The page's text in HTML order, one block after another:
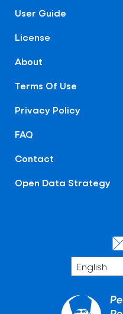
User Guide
License
About
Terms Of Use
Privacy Policy
FAQ
Contact
Open Data Strategy